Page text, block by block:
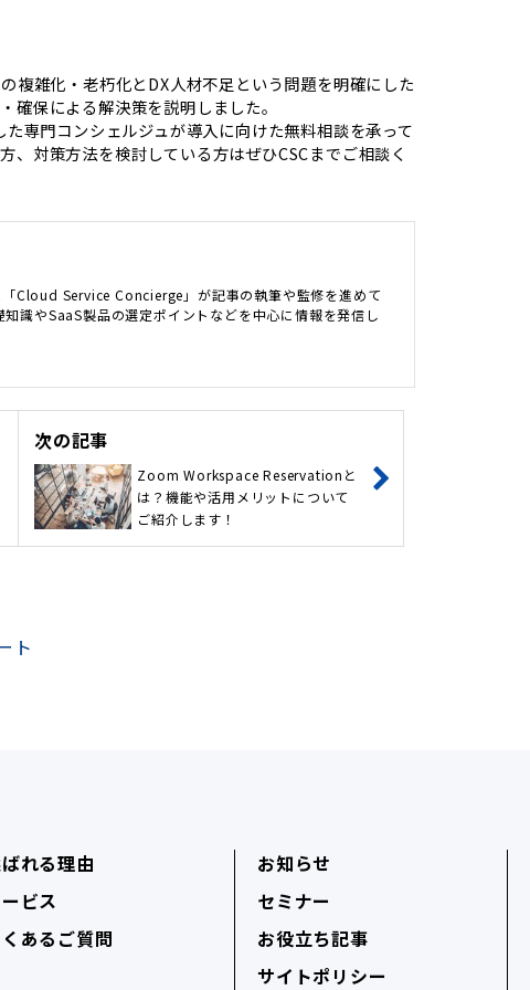
複雑化・老朽化とDX人材不足という問題を明確にした
確保による解決策を説明しました。
専門コンシェルジュが導入に向けた無料相談を承って
、対策方法を検討している方はぜひCSCまでご相談く
Cloud Service Concierge」が記事の執筆や監修を進めて
識やSaaS製品の選定ポイントなどを中心に情報を発信し
次の記事
Zoom Workspace Reservationと
は？機能や活用メリットについて
ご紹介します！
ト
れる理由
ビス
あるご質問
お知らせ
セミナー
お役立ち記事
サイトポリシー